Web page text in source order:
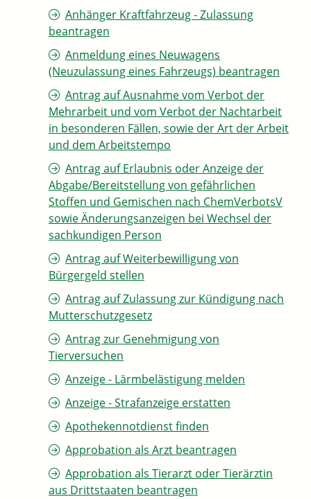
Anhänger Kraftfahrzeug - Zulassung
beantragen
Anmeldung eines Neuwagens
(Neuzulassung eines Fahrzeugs) beantragen
Antrag auf Ausnahme vom Verbot der
Mehrarbeit und vom Verbot der Nachtarbeit
in besonderen Fällen, sowie der Art der Arbeit
und dem Arbeitstempo
Antrag auf Erlaubnis oder Anzeige der
Abgabe/Bereitstellung von gefährlichen
Stoffen und Gemischen nach ChemVerbotsV
sowie Änderungsanzeigen bei Wechsel der
sachkundigen Person
Antrag auf Weiterbewilligung von
Bürgergeld stellen
Antrag auf Zulassung zur Kündigung nach
Mutterschutzgesetz
Antrag zur Genehmigung von
Tierversuchen
Anzeige - Lärmbelästigung melden
Anzeige - Strafanzeige erstatten
Apothekennotdienst finden
Approbation als Arzt beantragen
Approbation als Tierarzt oder Tierärztin
aus Drittstaaten beantragen